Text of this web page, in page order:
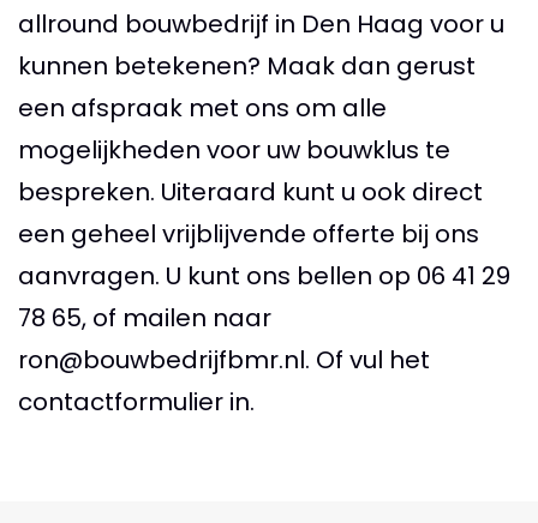
allround bouwbedrijf in Den Haag voor u
kunnen betekenen? Maak dan gerust
een afspraak met ons om alle
mogelijkheden voor uw bouwklus te
bespreken. Uiteraard kunt u ook direct
een geheel vrijblijvende offerte bij ons
aanvragen. U kunt ons bellen op 06 41 29
78 65, of mailen naar
ron@bouwbedrijfbmr.nl. Of vul het
contactformulier in.